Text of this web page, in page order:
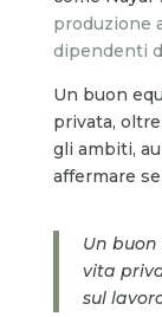
produzione
dipendenti
Un buon
privata,
gli ambiti,
affermare
Un
vita
sul